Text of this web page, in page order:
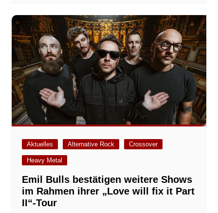
Aktuelles Alternative Rock Crossover
Heavy Metal
Emil Bulls bestätigen weitere Shows
im Rahmen ihrer „Love will fix it Part
II“-Tour